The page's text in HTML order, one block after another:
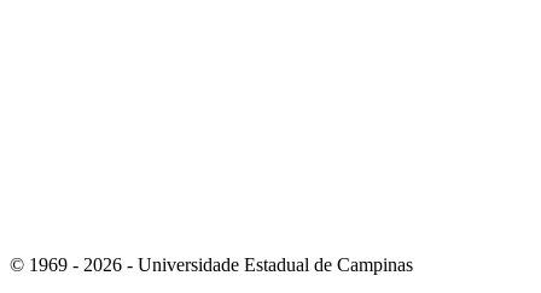
© 1969 - 2026 - Universidade Estadual de Campinas